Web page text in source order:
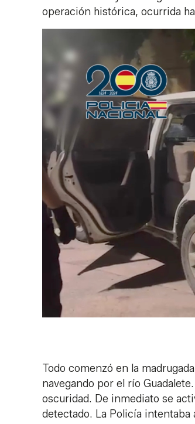
operación histórica, ocurrida
Todo comenzó en la
navegando por el río
oscuridad. De inmediato se
detectado. La Policía intentaba